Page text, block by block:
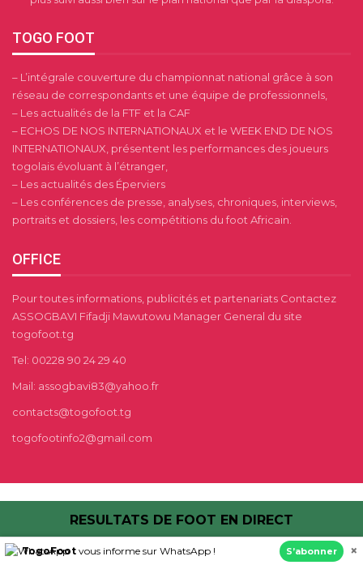
TOGO FOOT
– L’intégrale couverture du championnat national grâce à son
réseau de correspondants et une équipe de professionnels,
– Les actualités de la FTF et la CAF
– ECHOS DE NOS INTERNATIONAUX et le WEEK END DE NOS
INTERNATIONAUX, présentent les performances des joueurs
togolais évoluant à l’étranger,
– Les actualités des Éperviers
– Les conférences de presse, analyses, chroniques, interviews,
portraits et dossiers, les compétitions du foot Africain.
OFFICE
Pour toutes informations, publicités et partenariats Contactez
ASSOGBAVI Fifadji Mawutowu Manager General du site
togofoot.tg
Tel: 00228 90 24 29 40
Mail: assogbavi83@yahoo.fr
contacts@togofoot.tg
togofootinfo2@gmail.com
RESULTATS DE FOOT EN DIRECT
AFRIK SPORTS
APO CHAMPIONNANT
TogoFoot vous informe sur WhatsApp ! S’abonner ×